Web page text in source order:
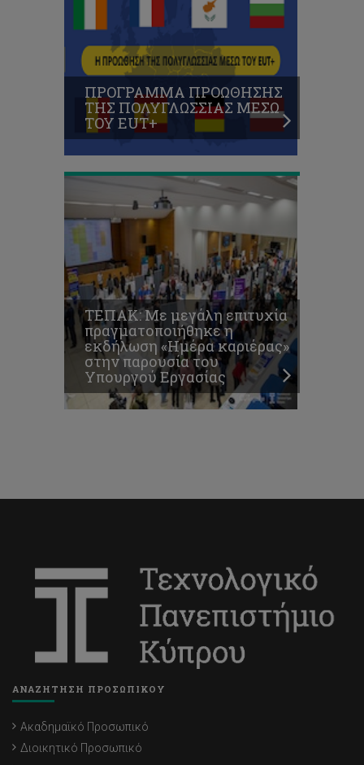
ΠΡOΓΡΑΜΜΑ ΠΡΟΩΘΗΣΗΣ
ΤΗΣ ΠΟΛΥΓΛΩΣΣΙΑΣ ΜΕΣΩ
ΤΟΥ EUT+
εκδήλωση
«Ημέρα
καριέρας»
στην
παρουσία
του
Υπουργού
Εργασίας
ΤΕΠΑΚ: Με μεγάλη επιτυχία
πραγματοποιήθηκε η
εκδήλωση «Ημέρα καριέρας»
στην παρουσία του
Υπουργού Εργασίας
ΑΝΑΖΗΤΗΣΗ ΠΡΟΣΩΠΙΚΟΥ
Ακαδημαϊκό Προσωπικό
Διοικητικό Προσωπικό